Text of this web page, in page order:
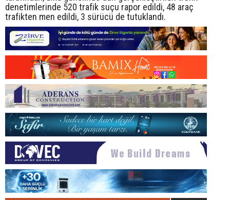
denetimlerinde 520 trafik suçu rapor edildi, 48 araç
trafikten men edildi, 3 sürücü de tutuklandı.